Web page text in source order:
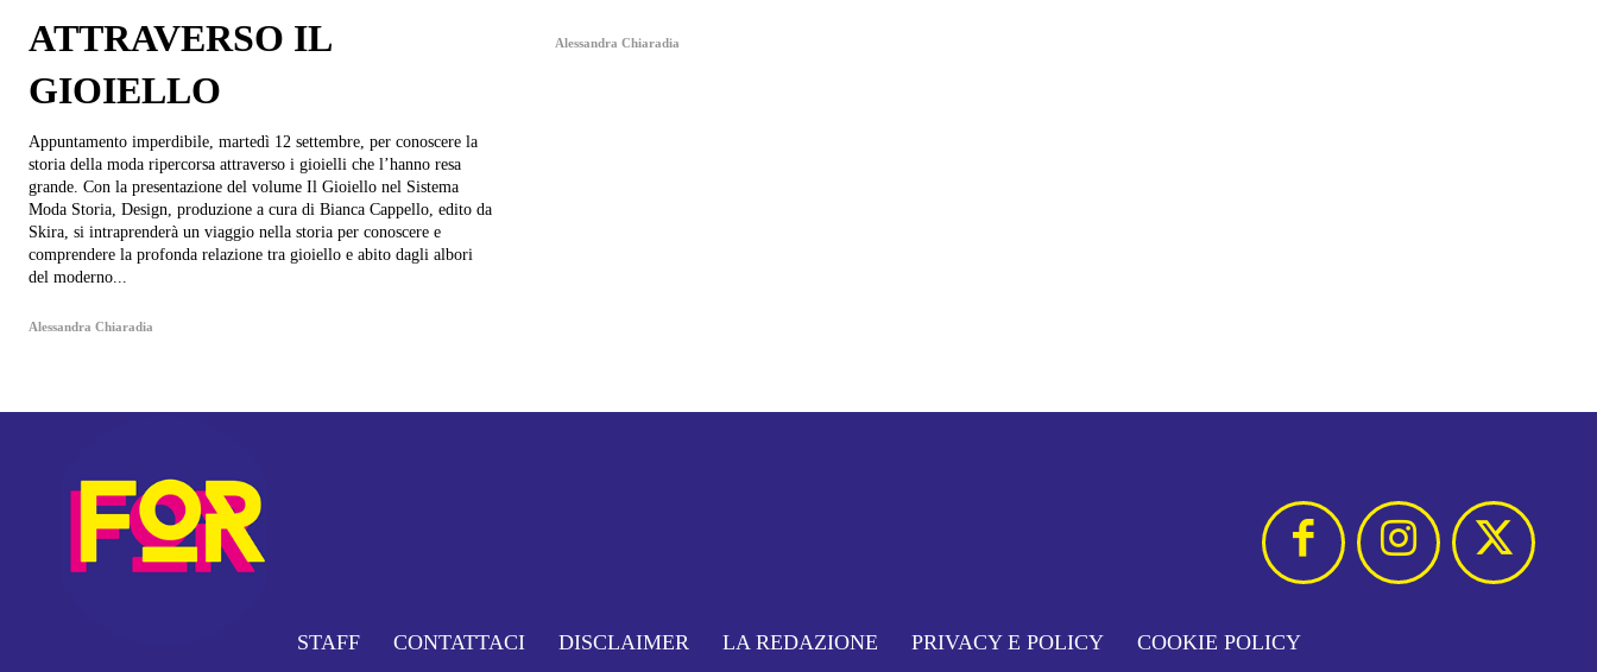
ATTRAVERSO IL
GIOIELLO
Appuntamento imperdibile, martedì 12 settembre, per conoscere la
storia della moda ripercorsa attraverso i gioielli che l’hanno resa
grande. Con la presentazione del volume Il Gioiello nel Sistema
Moda Storia, Design, produzione a cura di Bianca Cappello, edito da
Skira, si intraprenderà un viaggio nella storia per conoscere e
comprendere la profonda relazione tra gioiello e abito dagli albori
del moderno...
Alessandra Chiaradia
Alessandra Chiaradia
STAFF CONTATTACI DISCLAIMER LA REDAZIONE PRIVACY E POLICY COOKIE POLICY